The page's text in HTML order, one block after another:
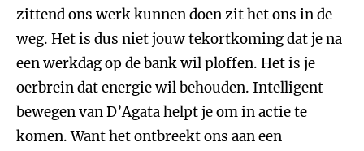
zittend ons werk kunnen doen zit het ons in de
weg. Het is dus niet jouw tekortkoming dat je na
een werkdag op de bank wil ploffen. Het is je
oerbrein dat energie wil behouden. Intelligent
bewegen van D’Agata helpt je om in actie te
komen. Want het ontbreekt ons aan een